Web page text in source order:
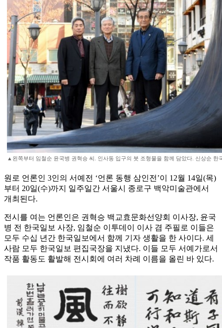
▲왼쪽부터 임철순 윤국병 권혁승 씨. 인사동 입구의 붓 조형물을 함께 담았다. 신상순 한
원로 언론인 3인의 서예전 ‘언론 동행 삼인전’이 12월 14일(목)
부터 20일(수)까지 일주일간 서울시 종로구 백악미술관에서
개최된다.
전시를 여는 언론인은 권혁승 백교효문화선양회 이사장, 윤국
병 전 한국일보 사장, 임철순 이투데이 이사 겸 주필로 이들은
모두 수십 년간 한국일보에서 함께 기자 생활을 한 사이다. 세
사람 모두 한국일보 편집국장을 지냈다. 이들 모두 서예가로서
작품 활동도 활발해 전시회에 여러 차례 이름을 올린 바 있다.